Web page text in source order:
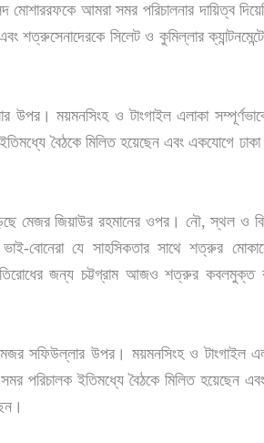
মোশাররফকে আমরা সমর পরিচালনার দায়িত্ব
সিলেট ও কুমিল্লার
উপর। ময়মনসিংহ ও টাংগাইল এলাকা
বৈঠকে মিলিত হয়েছেন এবং একযোগে
মেজর জিয়াউর রহমানের ওপর। নৌ, স্থল ও
বোনেরা যে সাহসিকতার সাথে শত্রুর
জন্য চট্টগ্রাম আজও শত্রুর কবলমুক্ত
সফিউল্লার উপর। ময়মনসিংহ ও টাংগাইল
পরিচালক ইতিমধ্যে বৈঠকে মিলিত হয়েছেন